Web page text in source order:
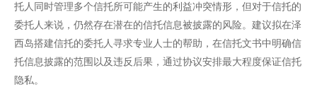
托人同时管理多个信托所可能产生的利益冲突情形，但对于信托的
委托人来说，仍然存在潜在的信托信息被披露的风险。建议拟在泽
西岛搭建信托的委托人寻求专业人士的帮助，在信托文书中明确信
托信息披露的范围以及违反后果，通过协议安排最大程度保证信托
隐私。